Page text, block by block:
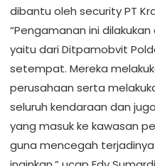
dibantu oleh security PT
“Pengamanan ini
yaitu dari Ditpamobvit
setempat. Mereka
perusahaan serta
seluruh kendaraan dan
yang masuk ke kawasan
guna mencegah